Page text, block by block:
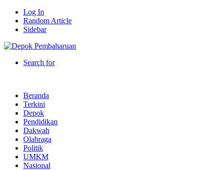
Log In
Random Article
Sidebar
Search for
Beranda
Terkini
Depok
Pendidikan
Dakwah
Olahraga
Politik
UMKM
Nasional